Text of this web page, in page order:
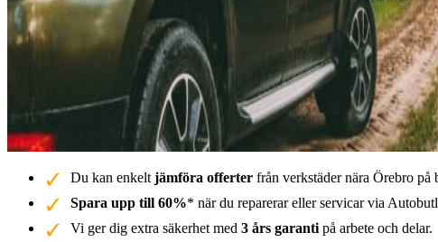
Du kan enkelt jämföra offerter från verkstäder nära Örebro
Spara upp till 60%* när du reparerar eller servicar via
Vi ger dig extra säkerhet med 3 års garanti på arbete och delar.